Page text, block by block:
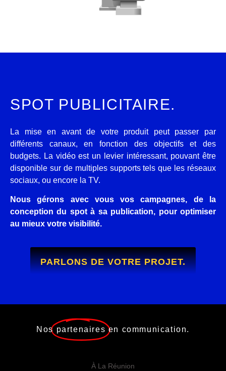
SPOT PUBLICITAIRE.
La mise en avant de votre produit peut passer par
différents canaux, en fonction des objectifs et des
budgets. La vidéo est un levier intéressant, pouvant être
disponible sur de multiples supports tels que les réseaux
sociaux, ou encore la TV.
Nous gérons avec vous vos campagnes, de la
conception du spot à sa publication, pour optimiser
au mieux votre visibilité.
PARLONS DE VOTRE PROJET.
Nos partenaires en communication.
À La Réunion